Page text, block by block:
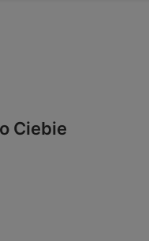
Ciebie